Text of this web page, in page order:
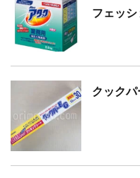
フェッ
クックパ